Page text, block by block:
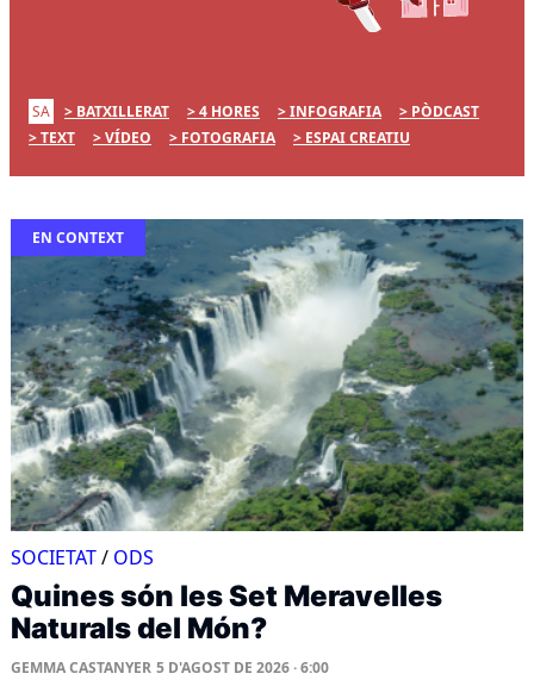
SA BATXILLERAT 4 HORES INFOGRAFIA
PÒDCAST
TEXT
VÍDEO FOTOGRAFIA ESPAI CREATIU
EN CONTEXT
SOCIETAT/ ODS
Quines són les Set Meravelles
Naturals del Món?
GEMMA CASTANYER 5 D'AGOST DE 2026 · 6:00